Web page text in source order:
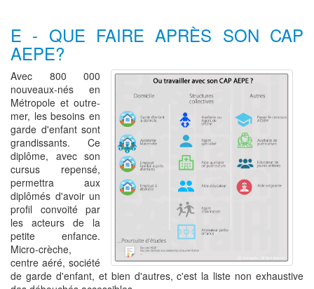
E - QUE FAIRE APRÈS SON CAP
AEPE?
Avec 800 000
nouveaux-nés en
Métropole et outre-
mer, les besoins en
garde d'enfant sont
grandissants. Ce
diplôme, avec son
cursus repensé,
permettra aux
diplômés d'avoir un
profil convoité par
les acteurs de la
petite enfance.
Micro-crèche,
centre aéré, société
de garde d'enfant, et bien d'autres, c'est la liste non exhaustive